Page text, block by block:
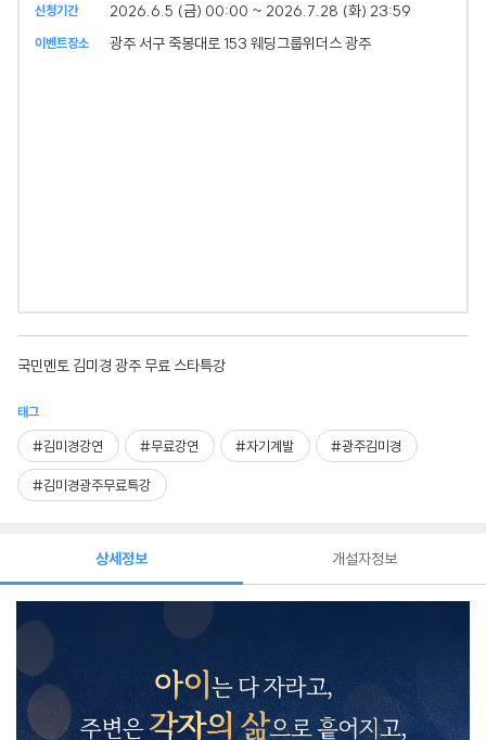
신청기간 2026.6.5 (금) 00:00 ~ 2026.7.28 (화) 23:59
이벤트장소 광주 서구 죽봉대로 153 웨딩그룹위더스 광주
국민멘토 김미경 광주 무료 스타특강
태그
#김미경강연 #무료강연 #자기계발 #광주김미경
#김미경광주무료특강
상세정보 개설자정보